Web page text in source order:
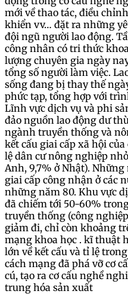
mới về thao tác, điều
khiển vv… đặt ra những
đội ngũ người lao động.
công nhân có tri thức
lượng chuyên gia ngày
tổng số người làm việc.
sống đang bị thay thế
phức tạp, tổng hợp với
Lĩnh vực dịch vụ và phi
đảo nguồn lao động dư
ngành truyền thống và
kết cấu giai cấp xã hội
lệ dân cư nông nghiệp
Anh, 9,7% ở Nhật).
giai cấp công nhận ở các
những năm 80. Khu vực
đã chiếm tới 50-60%
truyền thống (công
giảm đi, chỉ còn khoảng
mạng khoa học . kĩ thuật
lớn về kết cấu và tỉ lệ
cách mạng đã phá vỡ cơ
cú, tạo ra cơ cấu nghề
trung hóa sản xuất